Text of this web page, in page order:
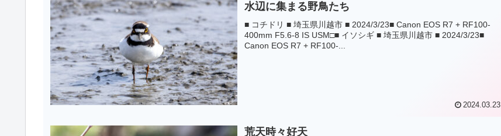
水辺に集まる野鳥たち
■ コチドリ ■ 埼玉県川越市 ■ 2024/3/23■ Canon EOS R7 + RF100-
400mm F5.6-8 IS USM□■ イソシギ ■ 埼玉県川越市 ■ 2024/3/23■
Canon EOS R7 + RF100-...
2024.03.23
荒天時々好天